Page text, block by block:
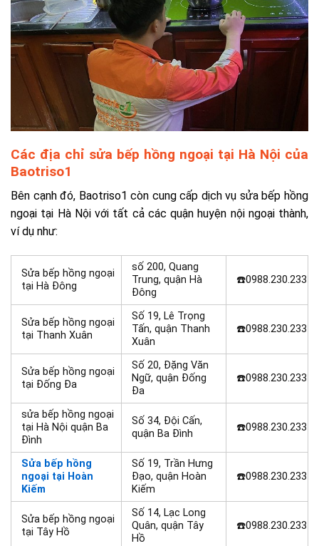
Các địa chỉ sửa bếp hồng ngoại tại Hà Nội của
Baotriso1
Bên cạnh đó, Baotriso1 còn cung cấp dịch vụ sửa bếp hồng
ngoại tại Hà Nội với tất cả các quận huyện nội ngoại thành,
ví dụ như:
Sửa bếp hồng ngoại
tại Hà Đông
số 200, Quang
Trung, quận Hà
Đông
☎️0988.230.233
Sửa bếp hồng ngoại
tại Thanh Xuân
Số 19, Lê Trọng
Tấn, quận Thanh
Xuân
☎️0988.230.233
Sửa bếp hồng ngoại
tại Đống Đa
Số 20, Đặng Văn
Ngữ, quận Đống
Đa
☎️0988.230.233
sửa bếp hồng ngoại
tại Hà Nội quận Ba
Đình
Số 34, Đội Cấn,
quận Ba Đình
☎️0988.230.233
Sửa bếp hồng
ngoại tại Hoàn
Kiếm
Số 19, Trần Hưng
Đạo, quận Hoàn
Kiếm
☎️0988.230.233
Sửa bếp hồng ngoại
tại Tây Hồ
Số 14, Lạc Long
Quân, quận Tây
Hồ
☎️0988.230.233